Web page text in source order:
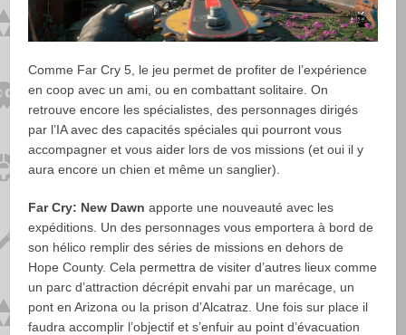
Comme Far Cry 5, le jeu permet de profiter de l’expérience
en coop avec un ami, ou en combattant solitaire. On
retrouve encore les spécialistes, des personnages dirigés
par l’IA avec des capacités spéciales qui pourront vous
accompagner et vous aider lors de vos missions (et oui il y
aura encore un chien et même un sanglier).
Far Cry: New Dawnapporte une nouveauté avec les
expéditions. Un des personnages vous emportera à bord de
son hélico remplir des séries de missions en dehors de
Hope County. Cela permettra de visiter d’autres lieux comme
un parc d’attraction décrépit envahi par un marécage, un
pont en Arizona ou la prison d’Alcatraz. Une fois sur place il
faudra accomplir l’objectif et s’enfuir au point d’évacuation